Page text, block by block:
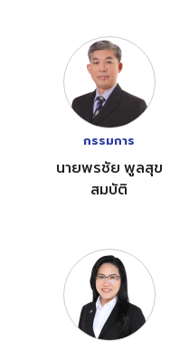
กรรมการ
นายพรชัย พูลสุข
สมบัติ